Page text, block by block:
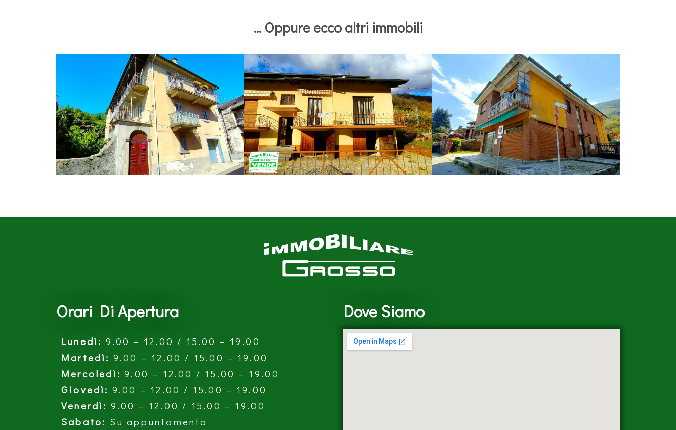
... Oppure ecco altri immobili
Orari Di Apertura
Lunedì: 9.00 – 12.00 / 15.00 – 19.00
Martedì: 9.00 – 12.00 / 15.00 – 19.00
Mercoledì:9.00 – 12.00 / 15.00 – 19.00
Giovedì: 9.00 – 12.00 / 15.00 – 19.00
Venerdì: 9.00 – 12.00 / 15.00 – 19.00
Sabato: Su appuntamento
Dove Siamo